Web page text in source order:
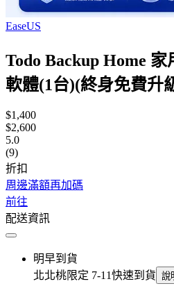
EaseUS
Todo Backup Home
軟體(1台)(終身免費升
$1,400
$2,600
5.0
(9)
折扣
周邊滿額再加碼
前往
配送資訊
明早到貨
北北桃限定 7-11快速到貨 說